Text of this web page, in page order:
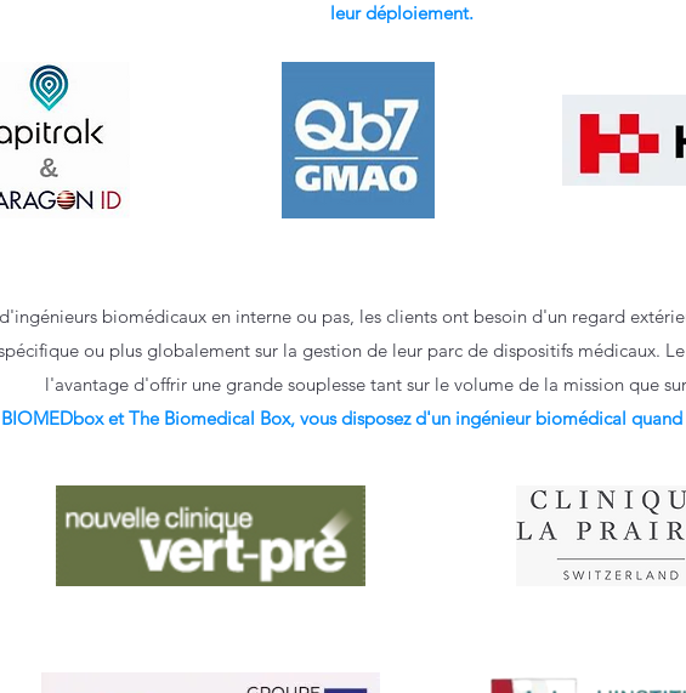
leur déploiement.
biomédicaux en interne ou pas, les clients ont besoin d'un regard
ou plus globalement sur la gestion de leur parc de dispositifs médicaux.
l'avantage d'offrir une grande souplesse tant sur le volume de la mission que
et The Biomedical Box, vous disposez d'un ingénieur biomédical quand